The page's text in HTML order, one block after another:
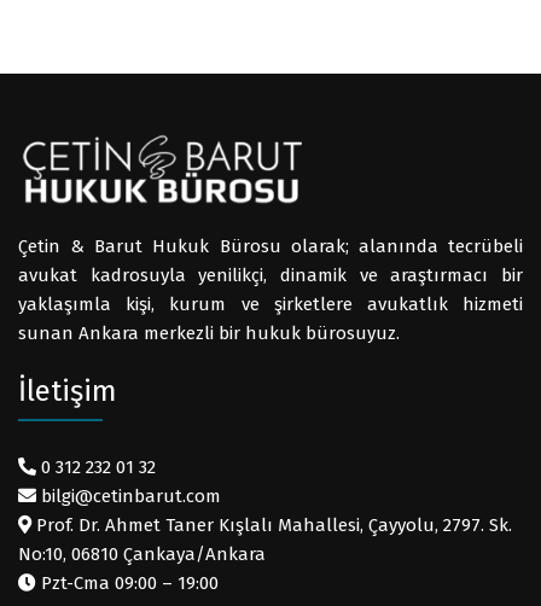
Çetin & Barut Hukuk Bürosu olarak; alanında tecrübeli
avukat kadrosuyla yenilikçi, dinamik ve araştırmacı bir
yaklaşımla kişi, kurum ve şirketlere avukatlık hizmeti
sunan Ankara merkezli bir hukuk bürosuyuz.
İletişim
0 312 232 01 32
bilgi@cetinbarut.com
Prof. Dr. Ahmet Taner Kışlalı Mahallesi, Çayyolu, 2797. Sk.
No:10, 06810 Çankaya/Ankara
Pzt-Cma 09:00 – 19:00